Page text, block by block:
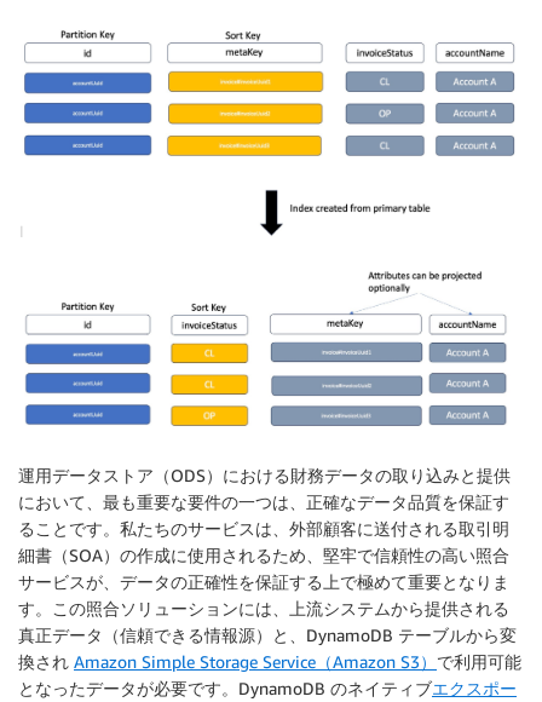
運用データストア（ODS）における財務データの取り込みと提供
において、最も重要な要件の一つは、正確なデータ品質を保証す
ることです。私たちのサービスは、外部顧客に送付される取引明
細書（SOA）の作成に使用されるため、堅牢で信頼性の高い照合
サービスが、データの正確性を保証する上で極めて重要となりま
す。この照合ソリューションには、上流システムから提供される
真正データ（信頼できる情報源）と、DynamoDB テーブルから変
換され Amazon Simple Storage Service（Amazon S3） で利用可能
となったデータが必要です。DynamoDB のネイティブエクスポー